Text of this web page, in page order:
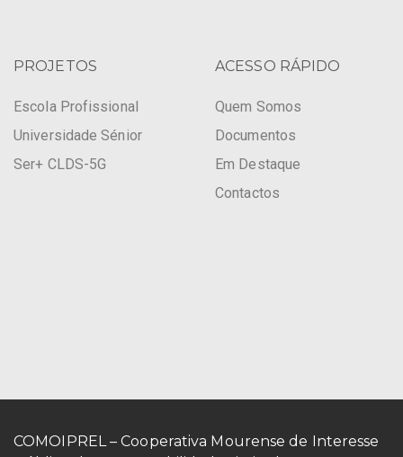
PROJETOS
Escola Profissional
Universidade Sénior
Ser+ CLDS-5G
ACESSO RÁPIDO
Quem Somos
Documentos
Em Destaque
Contactos
COMOIPREL – Cooperativa Mourense de Interesse